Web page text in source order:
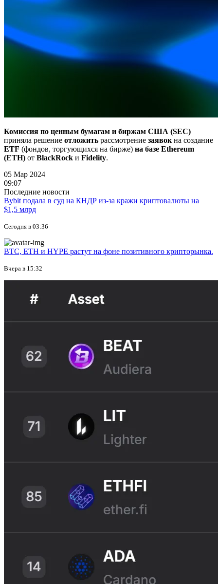
Комиссия по ценным бумагам и биржам США (SEC)
приняла решение отложить рассмотрение заявок на создание
ETF (фондов, торгующихся на бирже) на базе Ethereum
(ETH) от BlackRock и Fidelity.
05 Мар 2024
09:07
Последние новости
Bybit подала в суд на КНДР из-за кражи криптовалюты на
$1,5 млрд
Сегодня в 03:36
BTC, ETH и HYPE растут на фоне позитивного крипторынка.
Вчера в 15:32